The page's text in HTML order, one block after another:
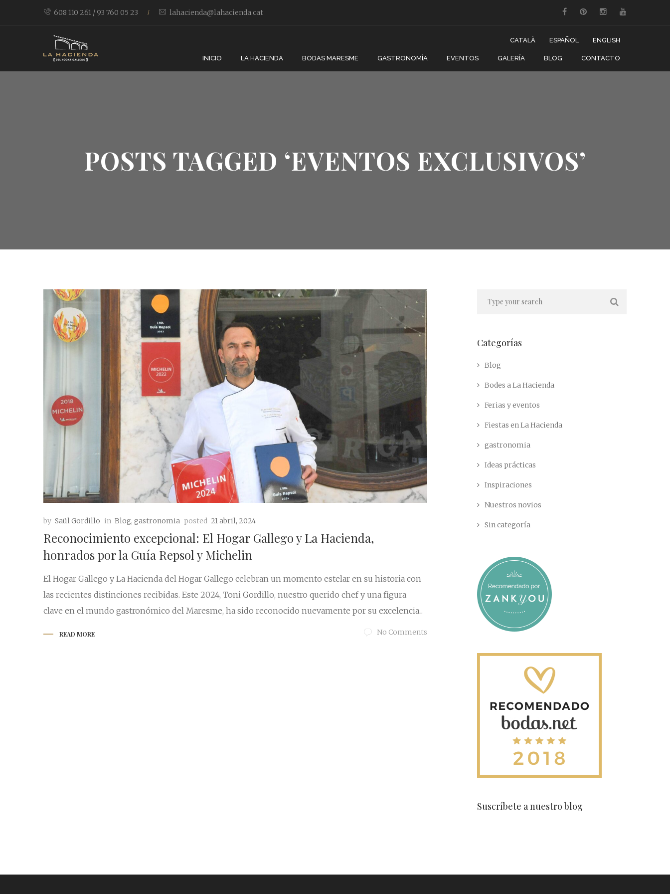
608 110 261 / 93 760 05 23 / lahacienda@lahacienda.cat
CATALÀ ESPAÑOL ENGLISH
INICIO LA HACIENDA BODAS MARESME GASTRONOMÍA EVENTOS GALERÍA BLOG CONTACTO
POSTS TAGGED ‘EVENTOS EXCLUSIVOS’
by Saül Gordillo in Blog, gastronomia posted 21 abril, 2024
Reconocimiento excepcional: El Hogar Gallego y La Hacienda,
honrados por la Guía Repsol y Michelin
El Hogar Gallego y La Hacienda del Hogar Gallego celebran un momento estelar en su historia con
las recientes distinciones recibidas. Este 2024, Toni Gordillo, nuestro querido chef y una figura
clave en el mundo gastronómico del Maresme, ha sido reconocido nuevamente por su excelencia...
READ MORE No Comments
Categorías
Blog
Bodes a La Hacienda
Ferias y eventos
Fiestas en La Hacienda
gastronomia
Ideas prácticas
Inspiraciones
Nuestros novios
Sin categoría
Suscríbete a nuestro blog